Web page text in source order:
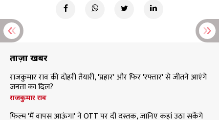
ताज़ा खबरें
राजकुमार राव की दोहरी तैयारी, 'प्रहार' और फिर 'रफ्तार' से जीतने आएंगे
जनता का दिल?
राजकुमार राव
फिल्म 'मैं वापस आऊंगा' ने OTT पर दी दस्तक, जानिए कहां उठा सकेंगे